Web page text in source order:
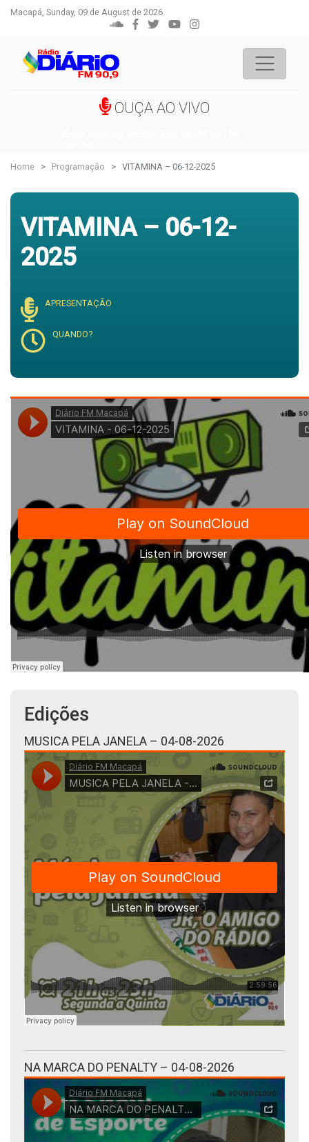
Macapá, Sunday, 09 de August de 2026
OUÇA AO VIVO
Home Programação VITAMINA – 06-12-2025
VITAMINA – 06-12-
2025
APRESENTAÇÃO
QUANDO?
Edições
MUSICA PELA JANELA – 04-08-2026
NA MARCA DO PENALTY – 04-08-2026